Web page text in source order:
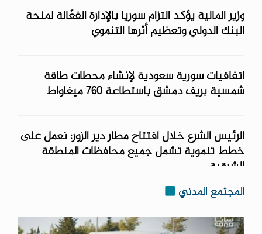
وزير المالية يؤكد التزام سوريا بالإدارة الفعّالة لمنحة
البنك الدولي وتعظيم أثرها التنموي
اتفاقيات سورية سعودية لإنشاء محطات طاقة
شمسية ‏بريف دمشق باستطاعة 760 ميغاواط
الرئيس الشرع خلال افتتاح مطار دير الزور: نعمل على
خطط تنموية تشمل جميع محافظات المنطقة
الشرقية
المجتمع المدني